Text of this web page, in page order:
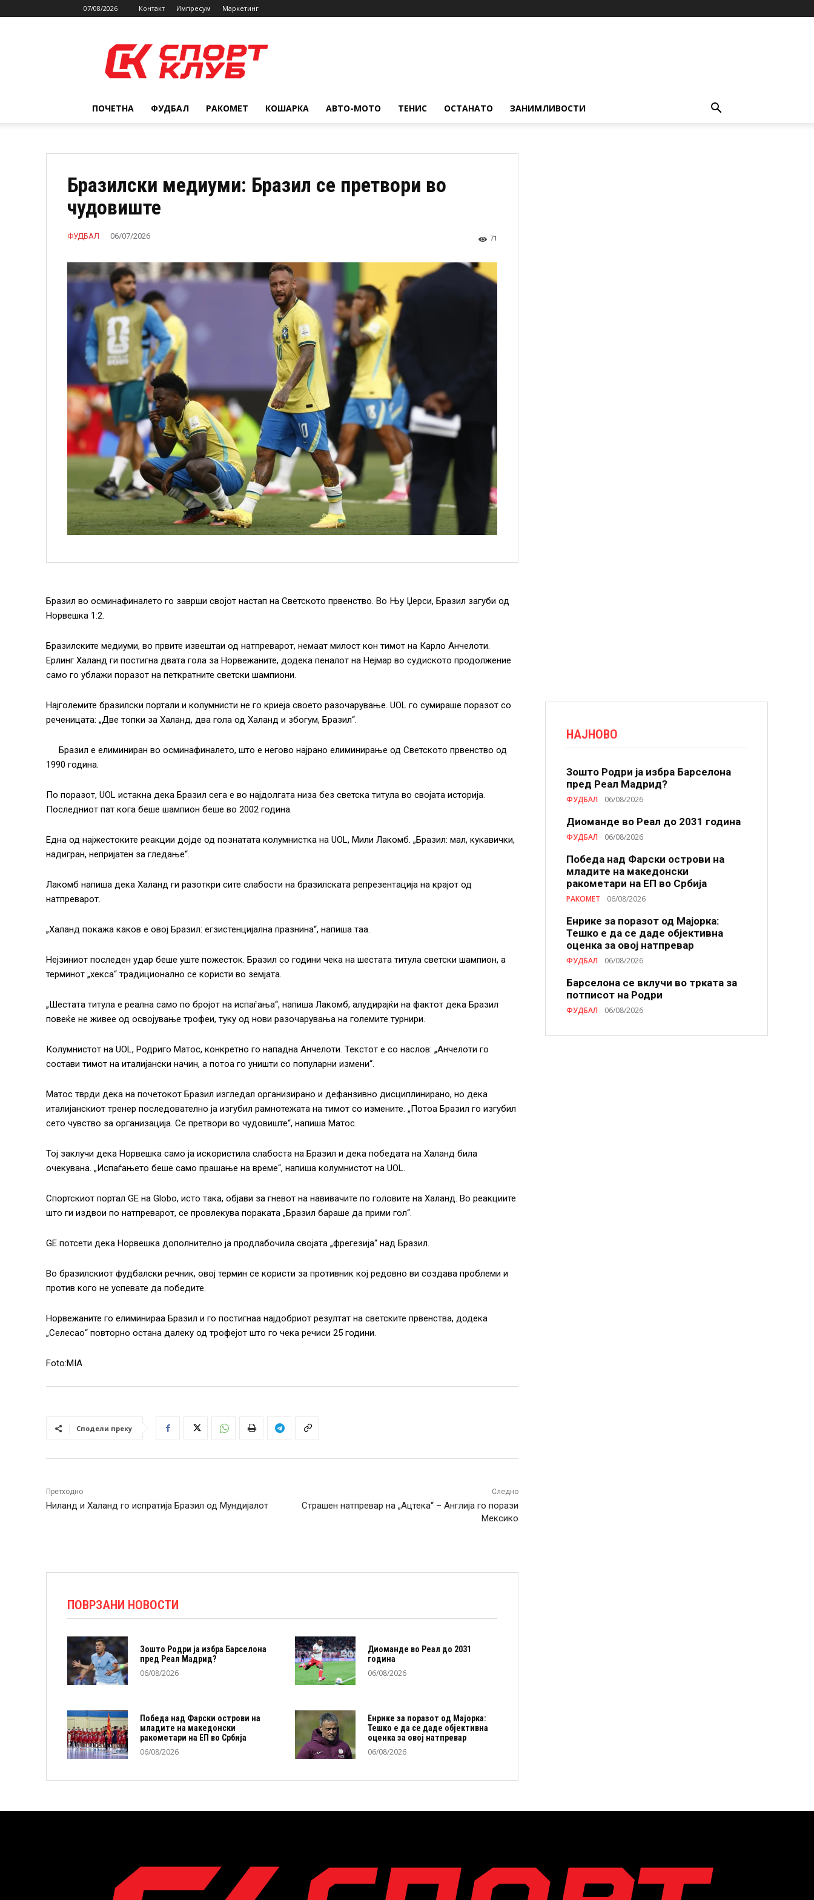
07/08/2026 Контакт Импресум Маркетинг
ПОЧЕТНА ФУДБАЛ РАКОМЕТ КОШАРКА АВТО-МОТО ТЕНИС ОСТАНАТО ЗАНИМЛИВОСТИ
Бразилски медиуми: Бразил се претвори во
чудовиште
ФУДБАЛ 06/07/2026 71
Бразил во осминафиналето го заврши својот настап на Светското првенство. Во Њу Џерси, Бразил загуби од
Норвешка 1:2.
Бразилските медиуми, во првите извештаи од натпреварот, немаат милост кон тимот на Карло Анчелоти.
Ерлинг Халанд ги постигна двата гола за Норвежаните, додека пеналот на Нејмар во судиското продолжение
само го ублажи поразот на петкратните светски шампиони.
Најголемите бразилски портали и колумнисти не го криеја своето разочарување. UOL го сумираше поразот со
реченицата: „Две топки за Халанд, два гола од Халанд и збогум, Бразил“.
Бразил е елиминиран во осминафиналето, што е негово најрано елиминирање од Светското првенство од
1990 година.
По поразот, UOL истакна дека Бразил сега е во најдолгата низа без светска титула во својата историја.
Последниот пат кога беше шампион беше во 2002 година.
Една од најжестоките реакции дојде од познатата колумнистка на UOL, Мили Лакомб. „Бразил: мал, кукавички,
надигран, непријатен за гледање“.
Лакомб напиша дека Халанд ги разоткри сите слабости на бразилската репрезентација на крајот од
натпреварот.
„Халанд покажа каков е овој Бразил: егзистенцијална празнина“, напиша таа.
Нејзиниот последен удар беше уште пожесток. Бразил со години чека на шестата титула светски шампион, а
терминот „хекса“ традиционално се користи во земјата.
„Шестата титула е реална само по бројот на испаѓања“, напиша Лакомб, алудирајќи на фактот дека Бразил
повеќе не живее од освојување трофеи, туку од нови разочарувања на големите турнири.
Колумнистот на UOL, Родриго Матос, конкретно го нападна Анчелоти. Текстот е со наслов: „Анчелоти го
состави тимот на италијански начин, а потоа го уништи со популарни измени“.
Матос тврди дека на почетокот Бразил изгледал организирано и дефанзивно дисциплинирано, но дека
италијанскиот тренер последователно ја изгубил рамнотежата на тимот со измените. „Потоа Бразил го изгубил
сето чувство за организација. Се претвори во чудовиште“, напиша Матос.
Тој заклучи дека Норвешка само ја искористила слабоста на Бразил и дека победата на Халанд била
очекувана. „Испаѓањето беше само прашање на време“, напиша колумнистот на UOL.
Спортскиот портал GE на Globо, исто така, објави за гневот на навивачите по головите на Халанд. Во реакциите
што ги издвои по натпреварот, се провлекува пораката „Бразил бараше да прими гол“.
GE потсети дека Норвешка дополнително ја продлабочила својата „фрегезија“ над Бразил.
Во бразилскиот фудбалски речник, овој термин се користи за противник кој редовно ви создава проблеми и
против кого не успевате да победите.
Норвежаните го елиминираа Бразил и го постигнаа најдобриот резултат на светските првенства, додека
„Селесао“ повторно остана далеку од трофејот што го чека речиси 25 години.
Foto:MIA
Сподели преку
Претходно
Ниланд и Халанд го испратија Бразил од Мундијалот
Следно
Страшен натпревар на „Ацтека“ – Англија го порази
Мексико
ПОВРЗАНИ НОВОСТИ
Зошто Родри ја избра Барселона
пред Реал Мадрид?
06/08/2026
Диоманде во Реал до 2031
година
06/08/2026
Победа над Фарски острови на
младите на македонски
ракометари на ЕП во Србија
06/08/2026
Енрике за поразот од Мајорка:
Тешко е да се даде објективна
оценка за овој натпревар
06/08/2026
НАЈНОВО
Зошто Родри ја избра Барселона
пред Реал Мадрид?
ФУДБАЛ 06/08/2026
Диоманде во Реал до 2031 година
ФУДБАЛ 06/08/2026
Победа над Фарски острови на
младите на македонски
ракометари на ЕП во Србија
РАКОМЕТ 06/08/2026
Енрике за поразот од Мајорка:
Тешко е да се даде објективна
оценка за овој натпревар
ФУДБАЛ 06/08/2026
Барселона се вклучи во трката за
потписот на Родри
ФУДБАЛ 06/08/2026